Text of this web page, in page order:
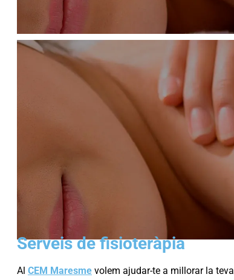
Serveis de fisioteràpia
Al CEM Maresme volem ajudar-te a millorar la